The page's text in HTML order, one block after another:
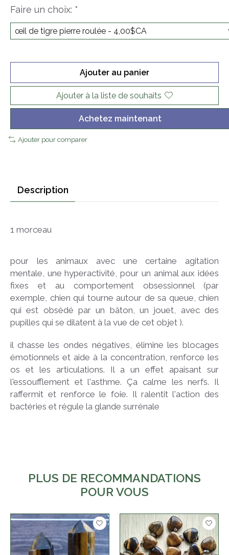
Faire un choix: *
Ajouter au panier
Ajouter à la liste de souhaits
Achetez maintenant
Ajouter pour comparer
Description
1 morceau
pour les animaux avec une certaine agitation
mentale, une hyperactivité, pour un animal aux idées
fixes et au comportement obsessionnel (par
exemple, chien qui tourne autour de sa queue, chien
qui est obsédé par un bâton, un jouet, avec des
pupilles qui se dilatent à la vue de cet objet ).
il chasse les ondes négatives, élimine les blocages
émotionnels et aide à la concentration, renforce les
os et les articulations. Il a un effet apaisant sur
l'essoufflement et l'asthme. Ça calme les nerfs. Il
raffermit et renforce le foie. Il ralentit l'action des
bactéries et régule la glande surrénale
PLUS DE RECOMMANDATIONS
POUR VOUS
Articles du carrousel de produits